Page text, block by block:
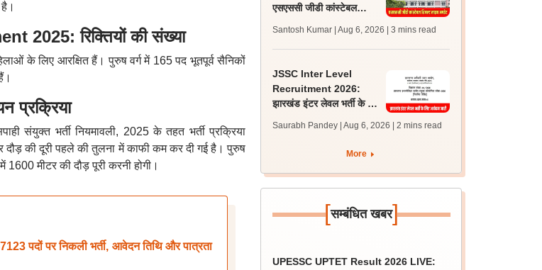
है।
2025: रिक्तियों की संख्या
के लिए आरक्षित हैं। पुरुष वर्ग में 165 पद भूतपूर्व सैनिकों
संयुक्त भर्ती नियमावली, 2025 के तहत भर्ती प्रक्रिया
दौड़ की दूरी पहले की तुलना में काफी कम कर दी गई है। पुरुष
मीटर की दौड़ पूरी करनी होगी।
पदों पर निकली भर्ती, आवेदन तिथि और पात्रता
एसएससी जीडी कांस्टेबल
लेटेस्ट अपडेट, स्कोरकार्ड लिंक
Santosh Kumar | Aug 6, 2026 | 3 mins read
JSSC Inter Level
Recruitment 2026:
झारखंड इंटर लेवल भर्ती के लिए
Saurabh Pandey | Aug 6, 2026 | 2 mins read
More
[सम्बंधित खबर]
UPESSC UPTET Result 2026 LIVE: